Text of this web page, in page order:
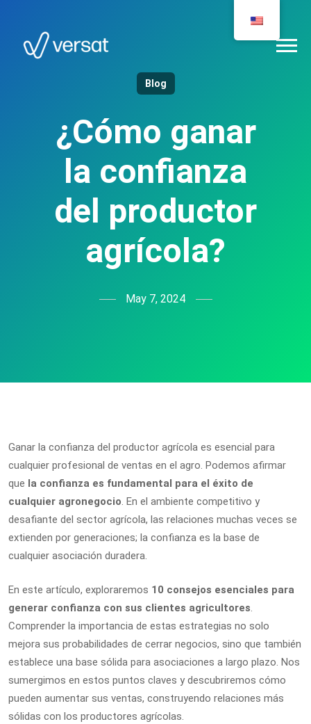
Blog
¿Cómo ganar
la confianza
del productor
agrícola?
May 7, 2024
Ganar la confianza del productor agrícola es esencial para
cualquier profesional de ventas en el agro. Podemos afirmar
que la confianza es fundamental para el éxito de
cualquier agronegocio. En el ambiente competitivo y
desafiante del sector agrícola, las relaciones muchas veces se
extienden por generaciones; la confianza es la base de
cualquier asociación duradera.
En este artículo, exploraremos 10 consejos esenciales para
generar confianza con sus clientes agricultores
Comprender la importancia de estas estrategias no solo
mejora sus probabilidades de cerrar negocios, sino que también
establece una base sólida para asociaciones a largo plazo. Nos
sumergimos en estos puntos claves y descubriremos cómo
pueden aumentar sus ventas, construyendo relaciones más
sólidas con los productores agrícolas.